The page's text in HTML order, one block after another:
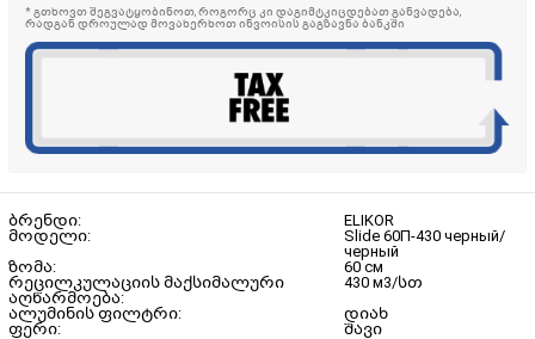
* გთხოვთ შეგვატყობინოთ, როგორც კი დაგიმტკიცდებათ განვადება,
რადგან დროულად მოვახერხოთ ინვოისის გაგზავნა ბანკში
ბრენდი:
ELIKOR
მოდელი:
Slide 60П-430 черный/
черный
ზომა:
60 см
რეცილკულაციის მაქსიმალური
აღწარმოება:
430 м3/სთ
ალუმინის ფილტრი:
დიახ
ფერი:
შავი